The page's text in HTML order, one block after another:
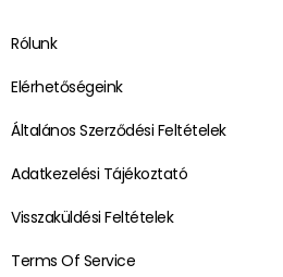
Rólunk
Elérhetőségeink
Általános Szerződési Feltételek
Adatkezelési Tájékoztató
Visszaküldési Feltételek
Terms Of Service